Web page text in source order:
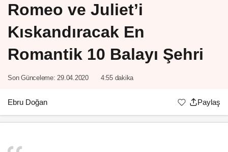
Romeo ve Juliet’i
Kıskandıracak En
Romantik 10 Balayı Şehri
Son Günceleme: 29.04.2020 4:55 dakika
Ebru Doğan Paylaş